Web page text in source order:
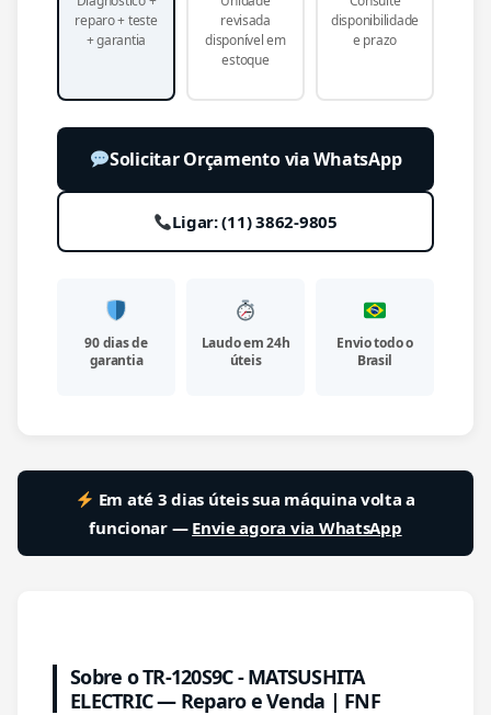
reparo + teste
+ garantia
revisada
disponível em
estoque
disponibilidade
e prazo
Solicitar Orçamento via WhatsApp
Ligar: (11) 3862-9805
90 dias de
garantia
Laudo em 24h
úteis
Envio todo o
Brasil
Em até 3 dias úteis sua máquina volta a
funcionar — Envie agora via WhatsApp
Sobre o TR-120S9C - MATSUSHITA
ELECTRIC — Reparo e Venda | FNF